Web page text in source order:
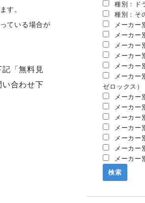
す。
ている場合が
「無料見
い合わせ下
種別：ド
種別：そ
メーカー
メーカー
メーカー
メーカー
メーカー
メーカー
ゼロックス）
メーカー
メーカー
メーカー
メーカー
メーカー
メーカー
メーカー